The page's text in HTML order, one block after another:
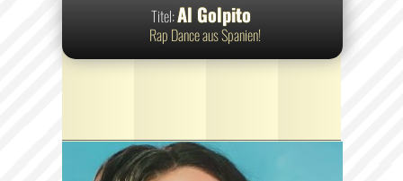
Titel:Al Golpito
Rap Dance aus Spanien!